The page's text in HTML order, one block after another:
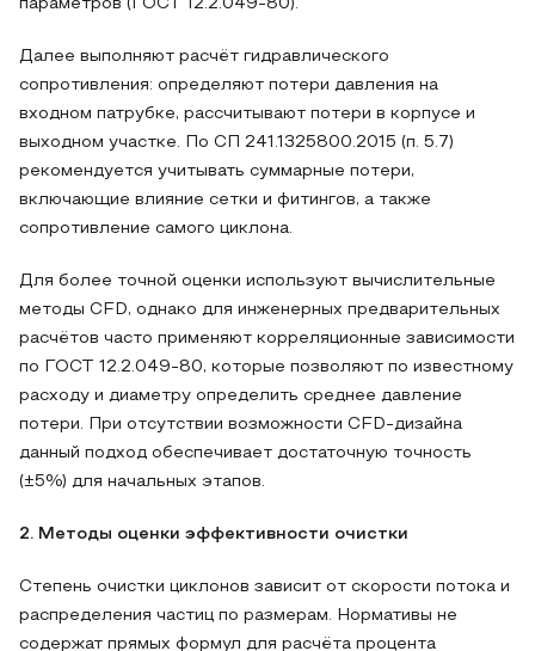
параметров (ГОСТ 12.2.049‑80).
Далее выполняют расчёт гидравлического
сопротивления: определяют потери давления на
входном патрубке, рассчитывают потери в корпусе и
выходном участке. По СП 241.1325800.2015 (п. 5.7)
рекомендуется учитывать суммарные потери,
включающие влияние сетки и фитингов, а также
сопротивление самого циклона.
Для более точной оценки используют вычислительные
методы CFD, однако для инженерных предварительных
расчётов часто применяют корреляционные зависимости
по ГОСТ 12.2.049‑80, которые позволяют по известному
расходу и диаметру определить среднее давление
потери. При отсутствии возможности CFD-дизайна
данный подход обеспечивает достаточную точность
(±5%) для начальных этапов.
2. Методы оценки эффективности очистки
Степень очистки циклонов зависит от скорости потока и
распределения частиц по размерам. Нормативы не
содержат прямых формул для расчёта процента